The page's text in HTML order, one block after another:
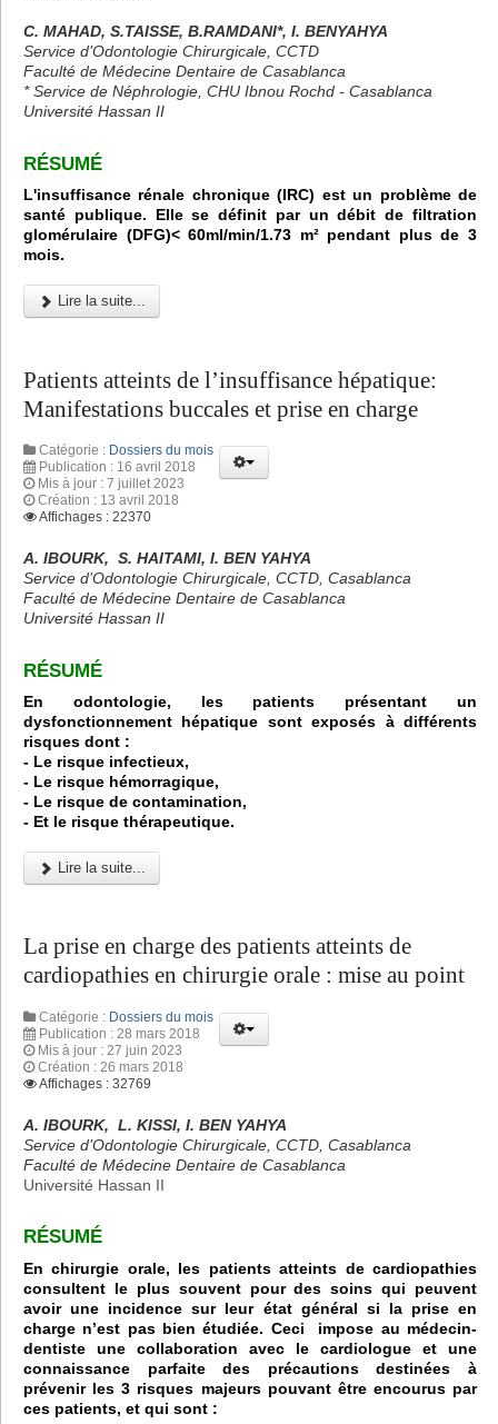
C. MAHAD, S.TAISSE, B.RAMDANI*, I. BENYAHYA
Service d’Odontologie Chirurgicale, CCTD
Faculté de Médecine Dentaire de Casablanca
* Service de Néphrologie, CHU Ibnou Rochd - Casablanca
Université Hassan II
RÉSUMÉ
L'insuffisance rénale chronique (IRC) est un problème de
santé publique. Elle se définit par un débit de filtration
glomérulaire (DFG)< 60ml/min/1.73 m² pendant plus de 3
mois.
Lire la suite...
Patients atteints de l’insuffisance hépatique:
Manifestations buccales et prise en charge
Catégorie : Dossiers du mois
Publication : 16 avril 2018
Mis à jour : 7 juillet 2023
Création : 13 avril 2018
Affichages : 22370
A. IBOURK, S. HAITAMI, I. BEN YAHYA
Service d’Odontologie Chirurgicale, CCTD, Casablanca
Faculté de Médecine Dentaire de Casablanca
Université Hassan II
RÉSUMÉ
En odontologie, les patients présentant un
dysfonctionnement hépatique sont exposés à différents
risques dont :
- Le risque infectieux,
- Le risque hémorragique,
- Le risque de contamination,
- Et le risque thérapeutique.
Lire la suite...
La prise en charge des patients atteints de
cardiopathies en chirurgie orale : mise au point
Catégorie : Dossiers du mois
Publication : 28 mars 2018
Mis à jour : 27 juin 2023
Création : 26 mars 2018
Affichages : 32769
A. IBOURK, L. KISSI, I. BEN YAHYA
Service d’Odontologie Chirurgicale, CCTD, Casablanca
Faculté de Médecine Dentaire de Casablanca
Université Hassan II
RÉSUMÉ
En chirurgie orale, les patients atteints de cardiopathies
consultent le plus souvent pour des soins qui peuvent
avoir une incidence sur leur état général si la prise en
charge n’est pas bien étudiée. Ceci impose au médecin-
dentiste une collaboration avec le cardiologue et une
connaissance parfaite des précautions destinées à
prévenir les 3 risques majeurs pouvant être encourus par
ces patients, et qui sont :